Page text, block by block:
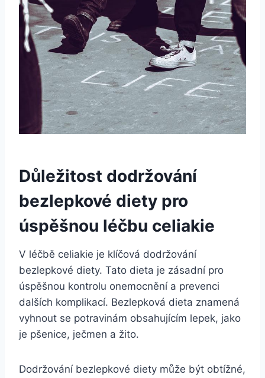
Důležitost dodržování
bezlepkové diety pro
úspěšnou léčbu celiakie
V léčbě celiakie je klíčová dodržování
bezlepkové diety. Tato dieta je zásadní pro
úspěšnou kontrolu onemocnění a prevenci
dalších komplikací. Bezlepková dieta znamená
vyhnout se potravinám obsahujícím lepek, jako
je pšenice, ječmen a žito.
Dodržování bezlepkové diety může být obtížné,